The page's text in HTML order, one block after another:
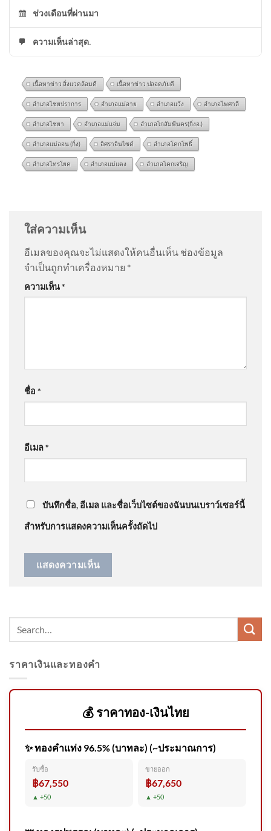
ช่วงเดือนที่ผ่านมา
ความเห็นล่าสุด.
เนื้อหาข่าว สิ่งแวดล้อมดี เนื้อหาข่าว ปลอดภัยดี
อำเภอไชยปราการ อำเภอแม่อาย อำเภอแว้ง อำเภอไพศาลี
อำเภอไชยา อำเภอแม่แจ่ม อำเภอโกสัมพีนคร(กิ่งอ.)
อำเภอแม่ออน (กิ่ง) อิศราอินไซด์ อำเภอโคกโพธิ์
อำเภอไทรโยค อำเภอแม่แตง อำเภอโคกเจริญ
นิยม
บางจากฯ ร่วมเวที อบก. เห็นพ้อง
‘คุณภาพและความน่าเชื่อถือ’
คือหัวใจของคาร์บอนเครดิต
@BoontaweeSaelim
ขออภัยกรมอุทยาน อ.วีระ แจง
จำผิดปี ดรามาสิมิลัน อัพเดทข่าว
เลวทรามมาก เข้าตัว
ภายใน 31 ส.ค. | เอาให้ชัด | สำนักข่าววันนิวส์
@ปรีดากุลศิโรรัตน์-บ2ณ
ดี”
ใส่ความเห็น
อีเมลของคุณจะไม่แสดงให้คนอื่นเห็น ช่องข้อมูล
จำเป็นถูกทำเครื่องหมาย *
ความเห็น*
ชื่อ *
อีเมล*
บันทึกชื่อ, อีเมล และชื่อเว็บไซต์ของฉันบนเบราว์เซอร์นี้
สำหรับการแสดงความเห็นครั้งถัดไป
ราคาเงินและทองคำ
💰 ราคาทอง-เงินไทย
✨ ทองคำแท่ง 96.5% (บาทละ) (~ประมาณการ)
รับซื้อ
฿67,550
▲ +50
ขายออก
฿67,650
▲ +50